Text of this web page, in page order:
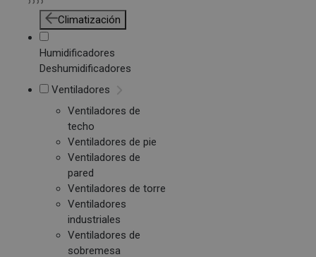
Climatización
Humidificadores
Deshumidificadores
Ventiladores
Ventiladores de
techo
Ventiladores de pie
Ventiladores de
pared
Ventiladores de torre
Ventiladores
industriales
Ventiladores de
sobremesa